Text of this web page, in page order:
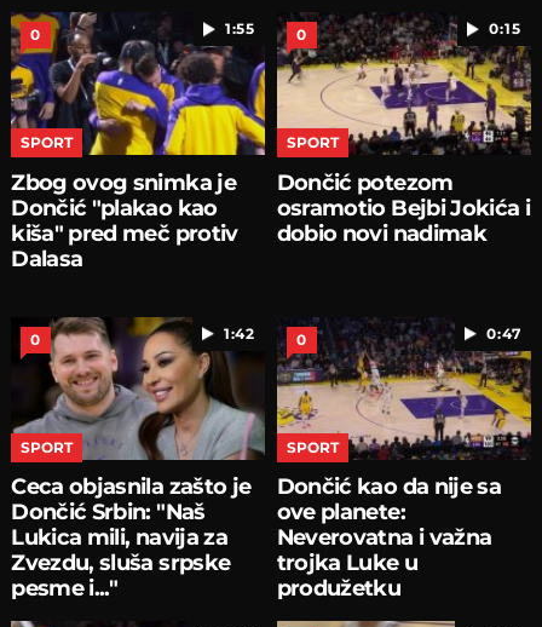
1:55
0
SPORT
Zbog ovog snimka je
Dončić "plakao kao
kiša" pred meč protiv
Dalasa
0:15
0
SPORT
Dončić potezom
osramotio Bejbi Jokića i
dobio novi nadimak
1:42
0
SPORT
Ceca objasnila zašto je
Dončić Srbin: "Naš
Lukica mili, navija za
Zvezdu, sluša srpske
pesme i..."
0:47
0
SPORT
Dončić kao da nije sa
ove planete:
Neverovatna i važna
trojka Luke u
produžetku